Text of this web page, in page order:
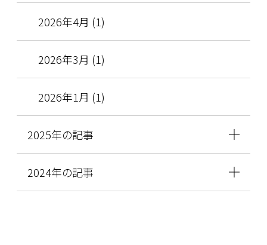
2026年4月 (1)
2026年3月 (1)
2026年1月 (1)
2025年の記事
2024年の記事